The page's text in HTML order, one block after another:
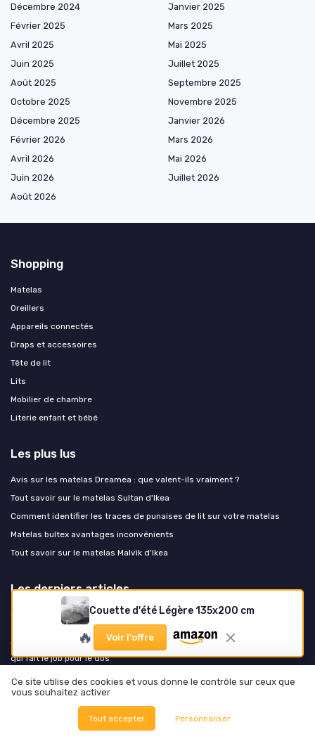
Couette d'été Légère 135x200 cm
🔥 Voir l'offre
Décembre 2024
Janvier 2025
Février 2025
Mars 2025
Avril 2025
Mai 2025
Juin 2025
Juillet 2025
Août 2025
Septembre 2025
Octobre 2025
Novembre 2025
Décembre 2025
Janvier 2026
Février 2026
Mars 2026
Avril 2026
Mai 2026
Juin 2026
Juillet 2026
Août 2026
Shopping
Matelas
Oreillers
Appareils connectés
Draps et accessoires
Tête de lit
Lits
Mobilier de chambre
Literie enfant et bébé
Les plus lus
Avis sur les matelas Dreamea : que valent-ils vraiment ?
Tout savoir sur le matelas Sultan d'Ikea
Comment identifier les traces de punaises de lit sur votre matelas
Matelas bultex avantages inconvénients
Tout savoir sur le matelas Malvik d'Ikea
Les derniers articles
Draps en lin, percale ou satin : comment vos draps transforment la
sensation du matelas
Test Ensemble Sommier + Matelas Somness Energy : un combo ferme
qui fait le job pour le dos
trop prise de tête
Test Hévéa Sélection Sommier tapissier volige 140x190 : un sommier
simple qui fait le job sans chichis
Ce site utilise des cookies et vous donne le contrôle sur ceux que
vous souhaitez activer
Tout accepter Personnaliser